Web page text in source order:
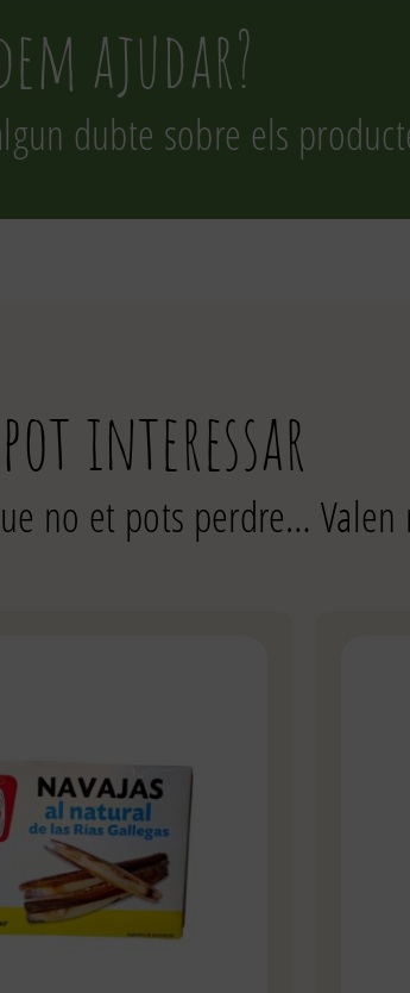
ajudar?
dubte sobre els
interessar
no et pots perdre…